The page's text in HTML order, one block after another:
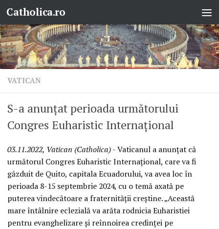
Skip to content
Catholica.ro
VATICAN
S-a anunțat perioada următorului
Congres Euharistic Internațional
03.11.2022, Vatican (Catholica)- Vaticanul a anunțat că
următorul Congres Euharistic Internațional, care va fi
găzduit de Quito, capitala Ecuadorului, va avea loc în
perioada 8-15 septembrie 2024, cu o temă axată pe
puterea vindecătoare a fraternității creștine. „Această
mare întâlnire eclezială va arăta rodnicia Euharistiei
pentru evanghelizare și reînnoirea credinței pe